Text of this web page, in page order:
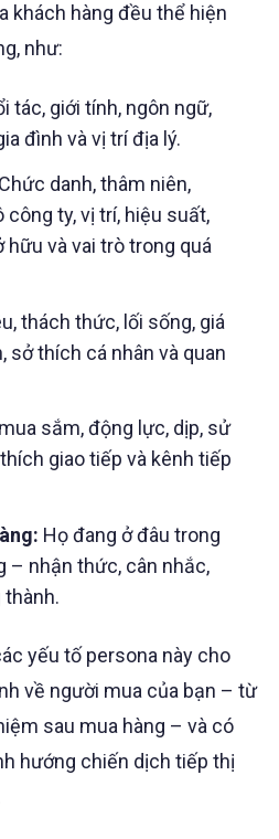
khách hàng đều thể hiện
như:
tác, giới tính, ngôn ngữ,
đình và vị trí địa lý.
Chức danh, thâm niên,
công ty, vị trí, hiệu suất,
hữu và vai trò trong quá
thách thức, lối sống, giá
sở thích cá nhân và quan
sắm, động lực, dịp, sử
giao tiếp và kênh tiếp
Họ đang ở đâu trong
– nhận thức, cân nhắc,
yếu tố persona này cho
về người mua của bạn – từ
sau mua hàng – và có
hướng chiến dịch tiếp thị